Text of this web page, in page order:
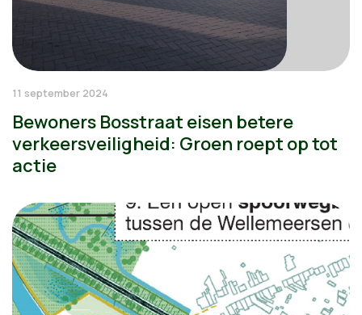
11 september 2024
Bewoners Bosstraat eisen betere
verkeersveiligheid: Groen roept op tot
actie